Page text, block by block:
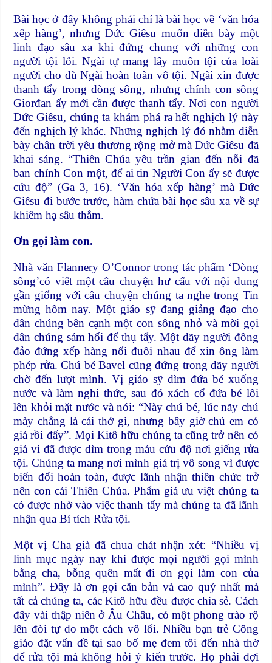
Bài học ở đây không phải chỉ là bài học về ‘văn hóa
xếp hàng’, nhưng Đức Giêsu muốn diễn bày một
linh đạo sâu xa khi đứng chung với những con
người tội lỗi. Ngài tự mang lấy muôn tội của loài
người cho dù Ngài hoàn toàn vô tội. Ngài xin được
thanh tẩy trong dòng sông, nhưng chính con sông
Giorđan ấy mới cần được thanh tẩy. Nơi con người
Đức Giêsu, chúng ta khám phá ra hết nghịch lý này
đến nghịch lý khác. Những nghịch lý đó nhằm diễn
bày chân trời yêu thương rộng mở mà Đức Giêsu đã
khai sáng. “Thiên Chúa yêu trần gian đến nỗi đã
ban chính Con một, để ai tin Người Con ấy sẽ được
cứu độ” (Ga 3, 16). ‘Văn hóa xếp hàng’ mà Đức
Giêsu đi bước trước, hàm chứa bài học sâu xa về sự
khiêm hạ sâu thẳm.
Ơn gọi làm con.
Nhà văn Flannery O’Connor trong tác phẩm ‘Dòng
sông’có viết một câu chuyện hư cấu với nội dung
gần giống với câu chuyện chúng ta nghe trong Tin
mừng hôm nay. Một giáo sỹ đang giảng đạo cho
dân chúng bên cạnh một con sông nhỏ và mời gọi
dân chúng sám hối để thụ tẩy. Một dãy người đông
đảo đứng xếp hàng nối đuôi nhau để xin ông làm
phép rửa. Chú bé Bavel cũng đứng trong dãy người
chờ đến lượt mình. Vị giáo sỹ dìm đứa bé xuống
nước và làm nghi thức, sau đó xách cổ đứa bé lôi
lên khỏi mặt nước và nói: “Này chú bé, lúc nãy chú
mày chẳng là cái thớ gì, nhưng bây giờ chú em có
giá rồi đấy”. Mọi Kitô hữu chúng ta cũng trở nên có
giá vì đã được dìm trong máu cứu độ nơi giếng rửa
tội. Chúng ta mang nơi mình giá trị vô song vì được
biến đổi hoàn toàn, được lãnh nhận thiên chức trở
nên con cái Thiên Chúa. Phẩm giá ưu việt chúng ta
có được nhờ vào việc thanh tẩy mà chúng ta đã lãnh
nhận qua Bí tích Rửa tội.
Một vị Cha già đã chua chát nhận xét: “Nhiều vị
linh mục ngày nay khi được mọi người gọi mình
bằng cha, bỗng quên mất đi ơn gọi làm con của
mình”. Đây là ơn gọi căn bản và cao quý nhất mà
tất cả chúng ta, các Kitô hữu đều được chia sẻ. Cách
đây vài thập niên ở Âu Châu, có một phong trào rộ
lên đòi tự do một cách vô lối. Nhiều bạn trẻ Công
giáo đặt vấn đề tại sao bố mẹ đem tôi đến nhà thờ
để rửa tội mà không hỏi ý kiến trước. Họ phải đợi